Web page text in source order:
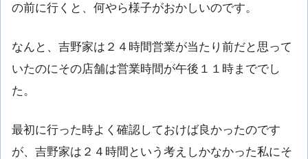
の前に行くと、何やら様子がおかしいのです。
なんと、吉野家は２４時間営業が当たり前だと思って
いたのにその店舗は営業時間が午後１１時まででし
た。
最初に行った時よく確認しておけば良かったのです
が、吉野家は２４時間という考えしかなかった私にそ